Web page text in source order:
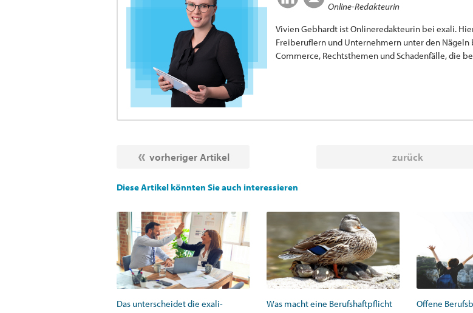
Online-Redakteurin
Vivien Gebhardt ist Onlineredakteurin bei exali.
Freiberuflern und Unternehmern unter den
Commerce, Rechtsthemen und Schadenfälle, die
vorheriger Artikel zurück
Diese Artikel könnten Sie auch interessieren
Das unterscheidet die exali-
Was macht eine Berufshaftpflicht
Offene